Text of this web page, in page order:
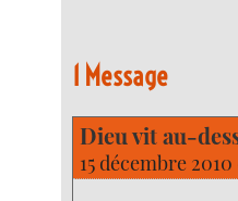
1 Message
Dieu vit au-
15 décembre